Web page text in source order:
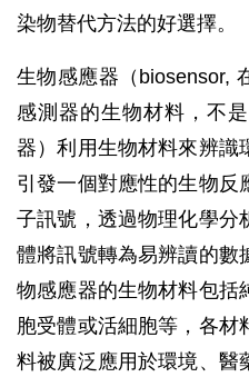
染物替代方法的好選擇。
生物感應器（biosensor,
感測器的生物材料，不
器）利用生物材料來辨識
引發一個對應性的生物反
子訊號，透過物理化學分
體將訊號轉為易辨讀的數
物感應器的生物材料包括
胞受體或活細胞等，各材
料被廣泛應用於環境、醫